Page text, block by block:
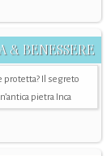
& BENESSERE
protetta? Il segreto
pietra Inca